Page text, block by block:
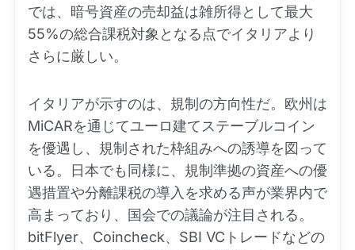
では、暗号資産の売却益は雑所得として最大
55%の総合課税対象となる点でイタリアより
さらに厳しい。
イタリアが示すのは、規制の方向性だ。欧州は
MiCARを通じてユーロ建てステーブルコイン
を優遇し、規制された枠組みへの誘導を図って
いる。日本でも同様に、規制準拠の資産への優
遇措置や分離課税の導入を求める声が業界内で
高まっており、国会での議論が注目される。
bitFlyer、Coincheck、SBI VCトレードなどの